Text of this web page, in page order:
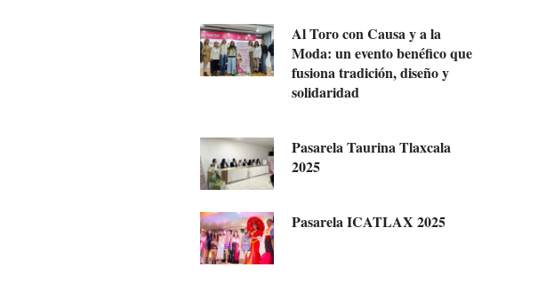
Al Toro con Causa y a la
Moda: un evento benéfico que
fusiona tradición, diseño y
solidaridad
Pasarela Taurina Tlaxcala
2025
Pasarela ICATLAX 2025